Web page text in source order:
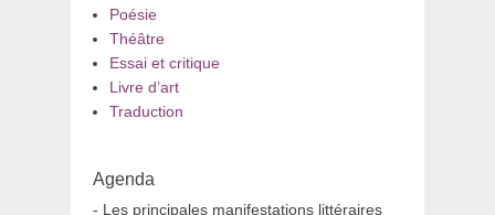
Poésie
Théâtre
Essai et critique
Livre d’art
Traduction
Agenda
- Les principales manifestations littéraires